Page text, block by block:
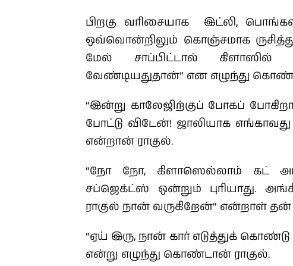
பிறகு வரிசையாக இட்லி,
ஒவ்வொன்றிலும் கொஞ்சமாக
மேல் சாப்பிட்டால்
வேண்டியதுதான்” என எழுந்து
“இன்று காலேஜிற்குப் போகப்
போட்டு விடேன்! ஜாலியாக
என்றான் ராகுல்.
“நோ நோ, கிளாஸெல்லாம் கட்
சப்ஜெக்ட்ஸ் ஒன்றும் புரியாது.
ராகுல் நான் வருகிறேன்” என்றாள்
“ஏய் இரு, நான் கார் எடுத்துக்
என்று எழுந்து கொண்டான் ராகுல்.